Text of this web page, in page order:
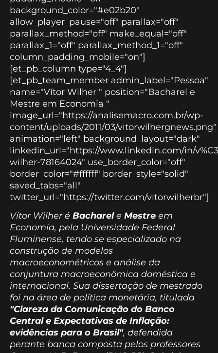
background_color="#e02b20"
allow_player_pause="off" parallax="off"
parallax_method="off" make_equal="off"
parallax_1="off" parallax_method_1="off"
column_padding_mobile="on"]
[et_pb_column type="4_4"]
[et_pb_team_member admin_label="Pessoa"
name="Vítor Wilher " position="Bacharel e
Mestre em Economia "
image_url="https://analisemacro.com.br/wp-
content/uploads/2011/03/vitorwilhergnews.png"
animation="left" background_layout="dark"
linkedin_url="https://www.linkedin.com/in/
wilher-78164024" use_border_color="off"
border_color="#ffffff" border_style="solid"
saved_tabs="all"
twitter_url="https://twitter.com/vitorwilherbr"]
Vítor Wilher é Bacharele Mestre em
Economia, pela Universidade Federal
Fluminense, tendo se especializado na
construção de modelos
macroeconométricos e análise da
conjuntura macroeconômica doméstica e
internacional. Sua dissertação de mestrado
foi na área de política monetária, titulada
"Clareza da Comunicação do Banco
Central e Expectativas de Inflação:
evidências para o Brasil", defendida
perante banca composta pelos professores